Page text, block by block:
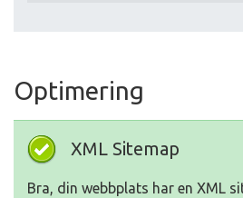
Optimering
XML Sitemap
Bra, din webbplats har en XML